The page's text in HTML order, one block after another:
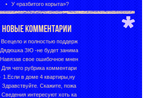
У «разбитого корыта»?
НОВЫЕ КОММЕНТАРИИ
Всецело и полностью поддерж
Дядюшка ЗЮ -не будет занима
Навязав свое ошибочное мнен
Для чего рубрика комментари
1.Если в доме 4 квартиры,ну
Здравствуйте. Скажите, пожа
Сведения интересуют хоть ка